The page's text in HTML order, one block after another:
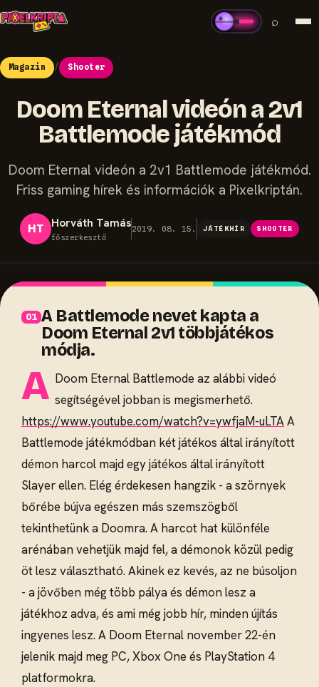
⌕
Magazin / Shooter
Doom Eternal videón a 2v1
Battlemode játékmód
Doom Eternal videón a 2v1 Battlemode játékmód.
Friss gaming hírek és információk a Pixelkriptán.
HT Horváth Tamás
főszerkesztő
2019. 08. 15. JÁTÉKHÍR SHOOTER
A Battlemode nevet kapta a
Doom Eternal 2v1 többjátékos
módja.
A Doom Eternal Battlemode az alábbi videó
segítségével jobban is megismerhető.
https://www.youtube.com/watch?v=ywfjaM-uLTAA
Battlemode játékmódban két játékos által irányított
démon harcol majd egy játékos által irányított
Slayer ellen. Elég érdekesen hangzik - a szörnyek
bőrébe bújva egészen más szemszögből
tekinthetünk a Doomra. A harcot hat különféle
arénában vehetjük majd fel, a démonok közül pedig
öt lesz választható. Akinek ez kevés, az ne búsoljon
- a jövőben még több pálya és démon lesz a
játékhoz adva, és ami még jobb hír, minden újítás
ingyenes lesz. A Doom Eternal november 22-én
jelenik majd meg PC, Xbox One és PlayStation 4
platformokra.